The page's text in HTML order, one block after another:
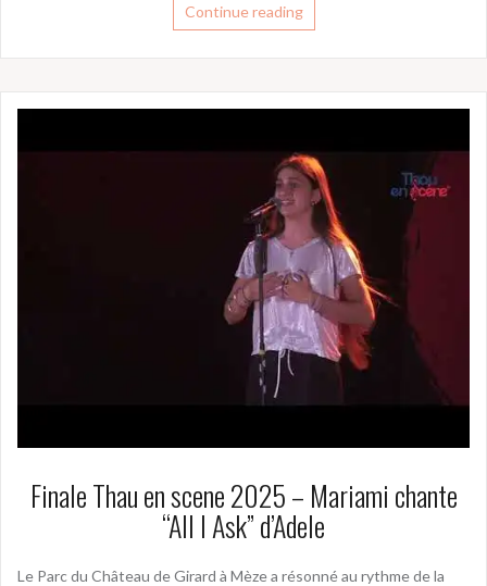
Continue reading
Finale Thau en scene 2025 – Mariami chante
“All I Ask” d’Adele
Le Parc du Château de Girard à Mèze a résonné au rythme de la